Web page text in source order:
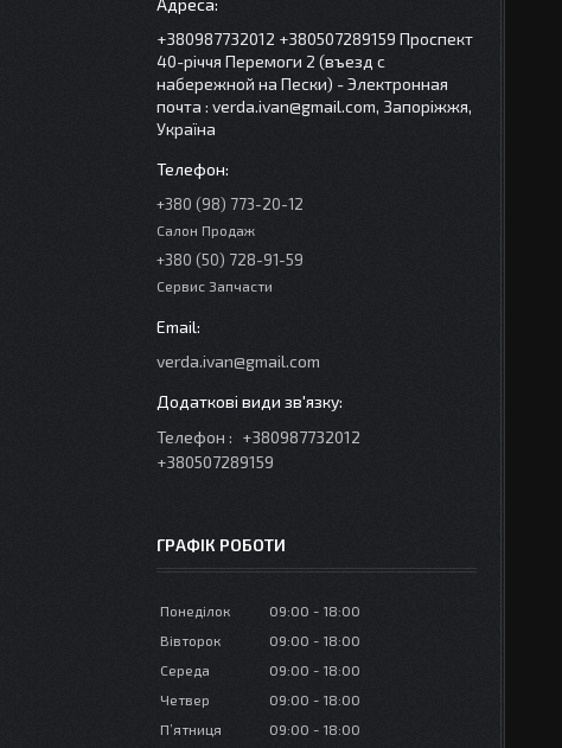
+380987732012 +380507289159 Проспект
40-рiччя Перемоги 2 (въезд с
набережной на Пески) - Электронная
почта : verda.ivan@gmail.com, Запоріжжя,
Україна
+380 (98) 773-20-12
Салон Продаж
+380 (50) 728-91-59
Сервис Запчасти
verda.ivan@gmail.com
Телефон
+380987732012
+380507289159
ГРАФІК РОБОТИ
Понеділок 09:00
18:00
Вівторок
09:00
18:00
Середа
09:00
18:00
Четвер
09:00
18:00
Пʼятниця
09:00 18:00